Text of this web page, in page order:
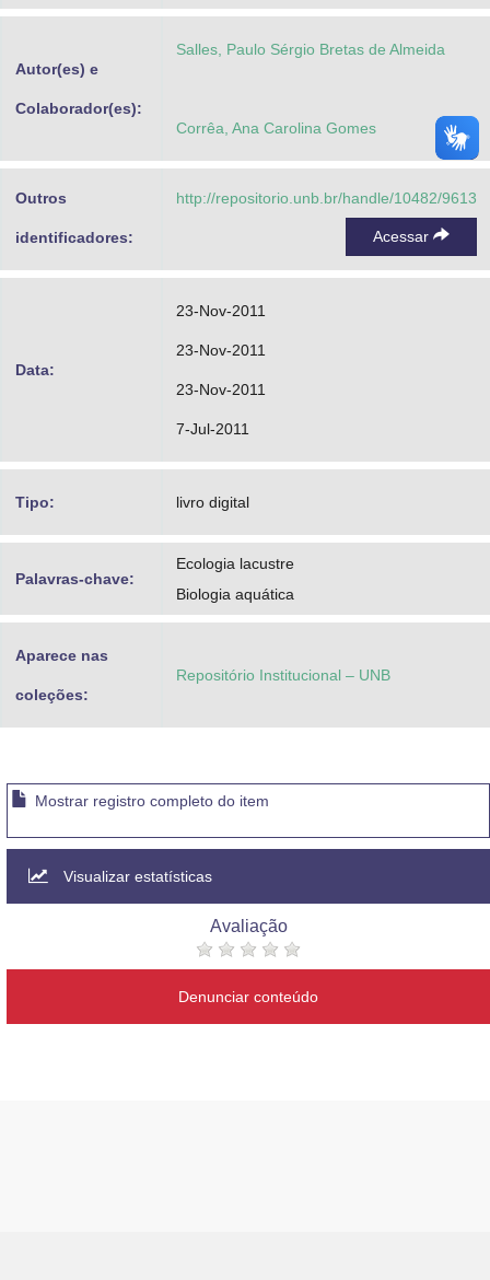
Autor(es) e
Colaborador(es):
Salles, Paulo Sérgio Bretas de Almeida
Corrêa, Ana Carolina Gomes
Outros
identificadores:
http://repositorio.unb.br/handle/10482/9613
Acessar
Data:
23-Nov-2011
23-Nov-2011
23-Nov-2011
7-Jul-2011
Tipo: livro digital
Palavras-chave:
Ecologia lacustre
Biologia aquática
Aparece nas
coleções:
Repositório Institucional – UNB
Mostrar registro completo do item
Visualizar estatísticas
Avaliação
Denunciar conteúdo